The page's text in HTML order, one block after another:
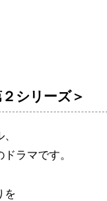
シリーズ＞
ラマです。
を